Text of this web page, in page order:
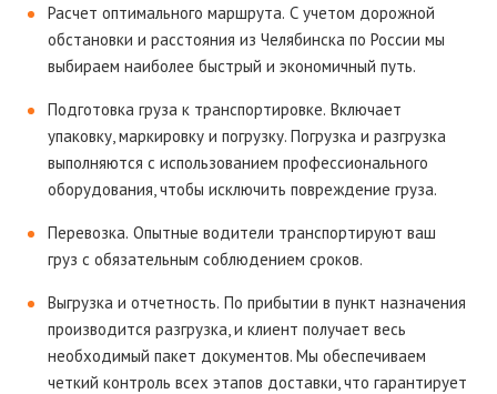
Расчет оптимального маршрута. С учетом дорожной
обстановки и расстояния из Челябинска по России мы
выбираем наиболее быстрый и экономичный путь.
Подготовка груза к транспортировке. Включает
упаковку, маркировку и погрузку. Погрузка и разгрузка
выполняются с использованием профессионального
оборудования, чтобы исключить повреждение груза.
Перевозка. Опытные водители транспортируют ваш
груз с обязательным соблюдением сроков.
Выгрузка и отчетность. По прибытии в пункт назначения
производится разгрузка, и клиент получает весь
необходимый пакет документов. Мы обеспечиваем
четкий контроль всех этапов доставки, что гарантирует